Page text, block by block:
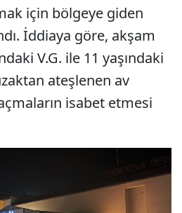
için bölgeye giden
İddiaya göre, akşam
V.G. ile 11 yaşındaki
ateşlenen av
isabet etmesi